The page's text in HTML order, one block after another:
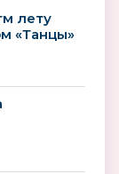
лету
«Танцы»